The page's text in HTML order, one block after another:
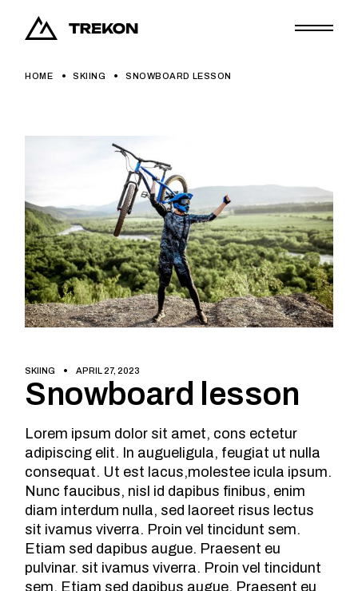
HOME SKIING SNOWBOARD LESSON
SKIING APRIL 27, 2023
Snowboard lesson
Lorem ipsum dolor sit amet, cons ectetur
adipiscing elit. In augueligula, feugiat ut nulla
consequat. Ut est lacus,molestee icula ipsum.
Nunc faucibus, nisl id dapibus finibus, enim
diam interdum nulla, sed laoreet risus lectus
sit ivamus viverra. Proin vel tincidunt sem.
Etiam sed dapibus augue. Praesent eu
pulvinar. sit ivamus viverra. Proin vel tincidunt
sem. Etiam sed dapibus augue. Praesent eu